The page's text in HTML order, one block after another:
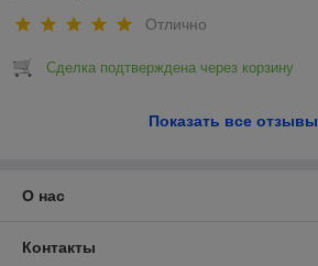
Отлично
Сделка подтверждена через корзину
Показать все отзывы
О нас
Контакты